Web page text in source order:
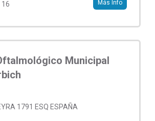
16 Más Info
Municipal
1791 ESQ ESPAÑA